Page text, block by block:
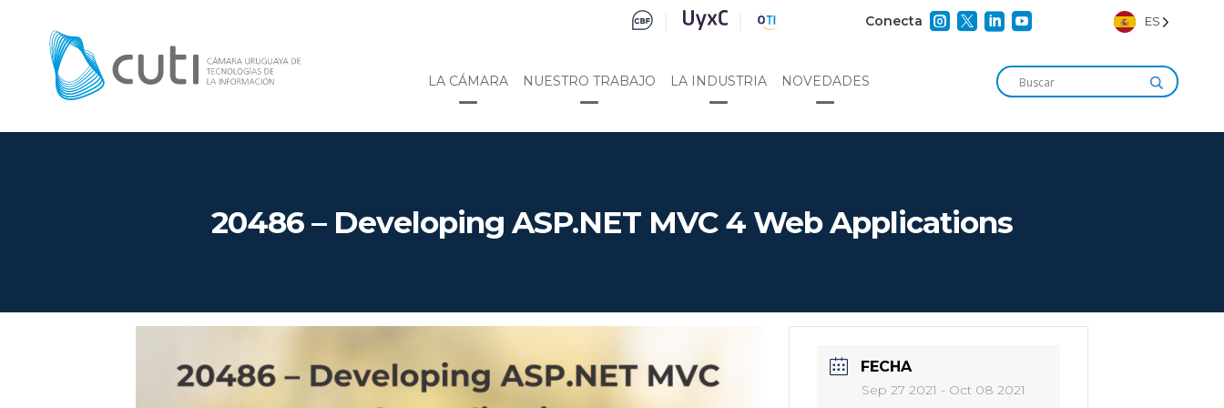
Conecta     ES
LA CÁMARA NUESTRO TRABAJO LA INDUSTRIA NOVEDADES
20486 – Developing ASP.NET MVC 4 Web Applications
FECHA
Sep 27 2021 - Oct 08 2021